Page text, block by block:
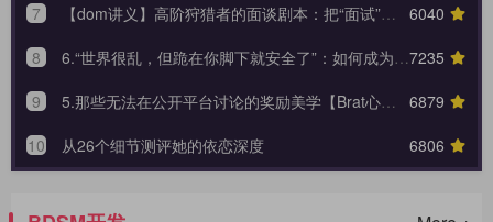
6040
7
【dom讲义】高阶狩猎者的面谈剧本：把“面试”变成一场让对方沉沦的心理外科手术。
7235
8
6.“世界很乱，但跪在你脚下就安全了”：如何成为 Brat 生命中唯一的锚点与终极归宿？【Brat心奴系列-第六期】
6879
9
5.那些无法在公开平台讨论的奖励美学【Brat心奴系列-第五期】
6806
10 从26个细节测评她的依恋深度